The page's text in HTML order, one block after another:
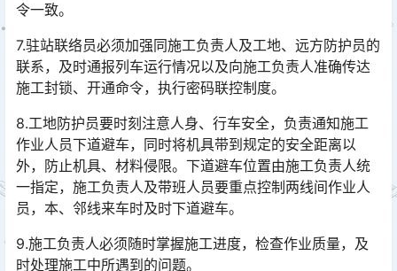
令一致。
7.驻站联络员必须加强同施工负责人及工地、远方防护员的
联系，及时通报列车运行情况以及向施工负责人准确传达
施工封锁、开通命令，执行密码联控制度。
8.工地防护员要时刻注意人身、行车安全，负责通知施工
作业人员下道避车，同时将机具带到规定的安全距离以
外，防止机具、材料侵限。下道避车位置由施工负责人统
一指定，施工负责人及带班人员要重点控制两线间作业人
员，本、邻线来车时及时下道避车。󠅅󠅃󠄵󠅂󠄪󠇖󠆨󠆨󠇕󠆞󠆒󠅬󠇘󠆭󠆘󠇙󠆝󠅵󠇗󠆭󠆁󠄐󠇗󠅹󠅸󠇖󠆍󠅳󠇖󠅹󠅰󠇖󠆌󠅹
9.施工负责人必须随时掌握施工进度，检查作业质量，及
时处理施工中所遇到的问题。